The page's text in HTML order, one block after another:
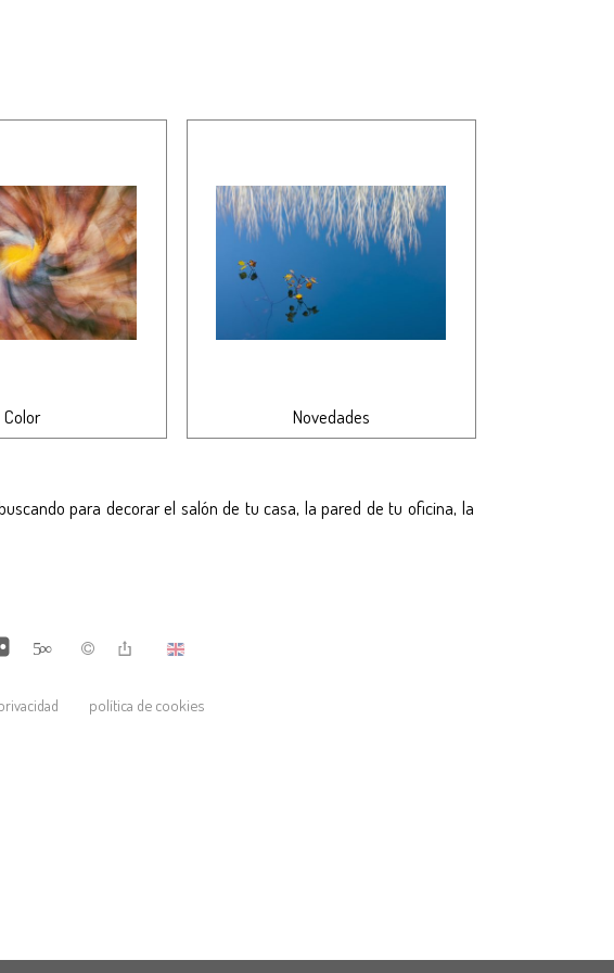
Color Novedades
para decorar el salón de tu casa, la pared de tu oficina, la
5∞
política de cookies